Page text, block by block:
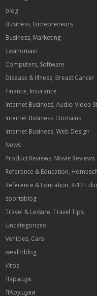
blog
Business, Entrepreneurs
Business, Marketing
casinomaxi
Computers, Software
Disease & Illness, Breast Cancer
Finance, Insurance
Internet Business, Audio-Video
Internet Business, Domains
Internet Business, Web Design
News
Product Reviews, Movie Reviews
Reference & Education,
Reference & Education, K-12
sportsblog
Travel & Leisure, Travel Tips
Uncategorized
Vehicles, Cars
wealthblog
Игра
Паращук
ПАрущуки